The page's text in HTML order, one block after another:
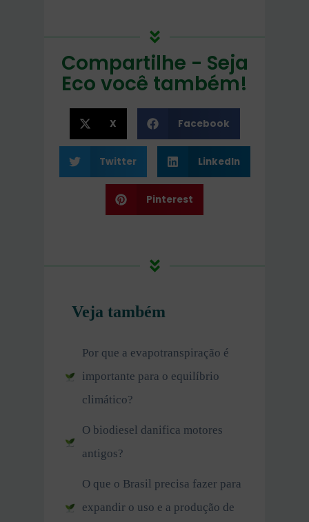
Compartilhe - Seja
Eco você também!
X Facebook
Twitter LinkedIn
Pinterest
Veja também
Por que a evapotranspiração é
importante para o equilíbrio
climático?
O biodiesel danifica motores
antigos?
O que o Brasil precisa fazer para
expandir o uso e a produção de